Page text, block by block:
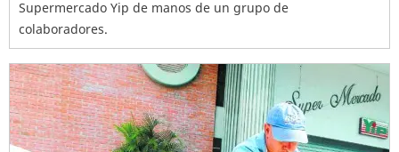
Supermercado Yip de manos de un grupo de
colaboradores.